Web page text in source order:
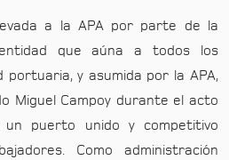
a la APA por parte de la
entidad que aúna a todos los
portuaria, y asumida por la APA,
Miguel Campoy durante el acto
puerto unido y competitivo
Como administración